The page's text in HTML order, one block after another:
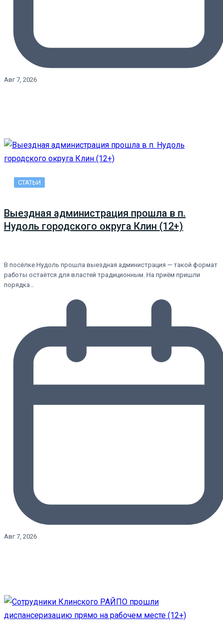
Авг 7, 2026
СТАТЬИ
Выездная администрация прошла в п.
Нудоль городского округа Клин (12+)
В посёлке Нудоль прошла выездная администрация — такой формат
работы остаётся для властей традиционным. На приём пришли
порядка…
Авг 7, 2026